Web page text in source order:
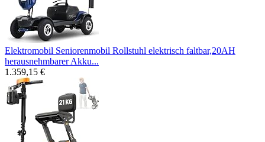
Elektromobil Seniorenmobil Rollstuhl elektrisch faltbar,20AH
herausnehmbarer Akku...
1.359,15 €